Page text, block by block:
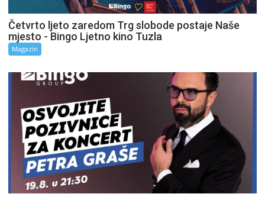
Četvrto ljeto zaredom Trg slobode postaje Naše
mjesto - Bingo Ljetno kino Tuzla
Magazin